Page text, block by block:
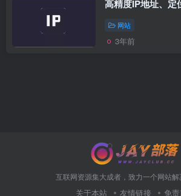
高精度IP地址、定
网站
3年前
互联网资源集大成者，致力一个网站解
关于本站 友情链接 免